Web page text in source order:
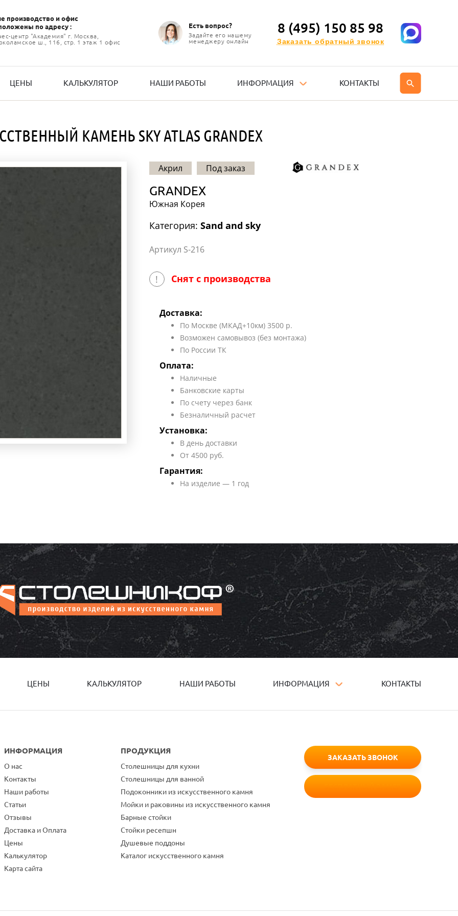
производство и офиc
по адресу :
центр "Академия" г. Москва,
ш., 116, стр. 1 этаж 1 офис
Есть вопрос?
Задайте его нашему
менеджеру онлайн
8 (495) 150 85 98
Заказать обратный звонок
ЦЕНЫ КАЛЬКУЛЯТОР НАШИ РАБОТЫ ИНФОРМАЦИЯ КОНТАКТЫ
КАМЕНЬ SKY ATLAS GRANDEX
Акрил Под заказ
GRANDEX
Южная Корея
Категория: Sand and sky
Артикул S-216
! Снят с производства
Доставка:
По Москве (МКАД+10км) 3500 р.
Возможен самовывоз (без монтажа)
По России ТК
Оплата:
Наличные
Банковские карты
По счету через банк
Безналичный расчет
Установка:
В день доставки
От 4500 руб.
Гарантия:
На изделие — 1 год
ЦЕНЫ КАЛЬКУЛЯТОР НАШИ РАБОТЫ ИНФОРМАЦИЯ КОНТАКТЫ
ИНФОРМАЦИЯ
О нас
Контакты
Наши работы
Статьи
Отзывы
Доставка и Оплата
Цены
Калькулятор
Карта сайта
ПРОДУКЦИЯ
Столешницы для кухни
Столешницы для ванной
Подоконники из искусственного камня
Мойки и раковины из искусственного камня
Барные стойки
Стойки ресепшн
Душевые поддоны
Каталог искусственного камня
ЗАКАЗАТЬ ЗВОНОК